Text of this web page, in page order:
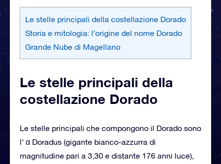
Le stelle principali della costellazione Dorado
Storia e mitologia: l’origine del nome Dorado
Grande Nube di Magellano
Le stelle principali della
costellazione Dorado
Le stelle principali che compongono il Dorado sono
l’ α Doradus (gigante bianco-azzurra di
magnitudine pari a 3,30 e distante 176 anni luce),